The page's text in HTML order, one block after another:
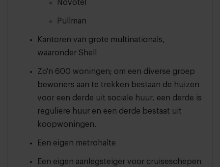
Novotel
Pullman
Kantoren van grote multinationals,
waaronder Shell
Zo'n 600 woningen; om een diverse groep
bewoners aan te trekken bestaan de huizen
voor een derde uit sociale huur, een derde is
reguliere huur en een derde bestaat uit
koopwoningen.
Een eigen metrohalte
Een eigen aanlegsteiger voor cruiseschepen